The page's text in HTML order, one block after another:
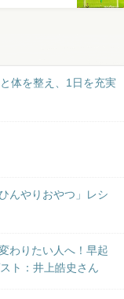
体を整え、1日を充実
んやりおやつ」レシ
わりたい人へ！早起
ト：井上皓史さん